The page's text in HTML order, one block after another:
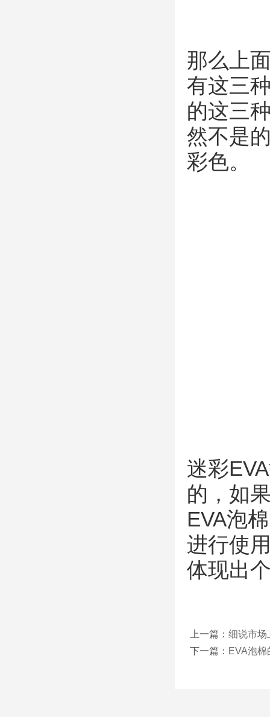
那么上
有这三
的这三
然不是
彩色。
迷彩
的，如
EVA泡
进行使
体现出
上一篇： 细说市场
下一篇： EVA泡